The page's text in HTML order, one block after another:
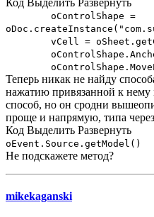
oControlShape =
vCell =
Теперь никак не найду
нажатию привязанной к нему
способ, но он сродни
проще и напрямую, типа
Код Выделить Развернуть
oEvent.Source.getModel()
Не подскажете метод?
mikekaganski